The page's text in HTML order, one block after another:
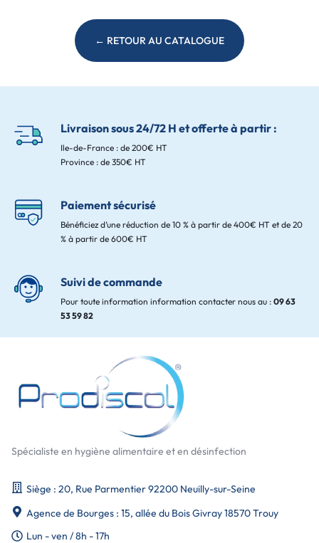
← RETOUR AU CATALOGUE
Livraison sous 24/72 H et offerte à partir :
Ile-de-France : de 200€ HT
Province : de 350€ HT
Paiement sécurisé
Bénéficiez d’une réduction de 10 % à partir de 400€ HT et de 20
% à partir de 600€ HT
Suivi de commande
Pour toute information information contacter nous au : 09 63
53 59 82
Spécialiste en hygiène alimentaire et en désinfection
Siège : 20, Rue Parmentier 92200 Neuilly-sur-Seine
Agence de Bourges : 15, allée du Bois Givray 18570 Trouy
Lun - ven / 8h - 17h